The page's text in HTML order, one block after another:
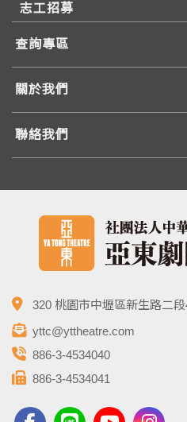
志工招募
查詢專區
關於我們
聯絡我們
320 桃園市中壢區新生路二
yttc@yttheatre.com
886-3-4534040
886-3-4534041